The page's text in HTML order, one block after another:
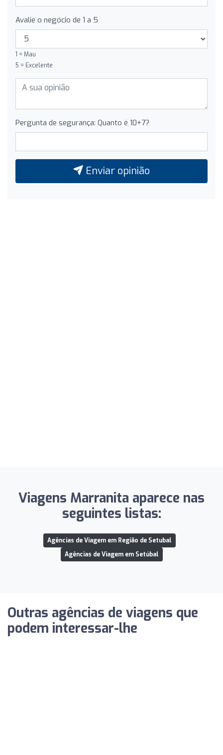
Avalie o negócio de 1 a 5
1 = Mau
5 = Excelente
Pergunta de segurança: Quanto é 10+7?
Enviar opinião
Viagens Marranita aparece nas
seguintes listas:
Agências de Viagem em Região de Setubal
Agências de Viagem em Setúbal
Outras agências de viagens que
podem interessar-lhe